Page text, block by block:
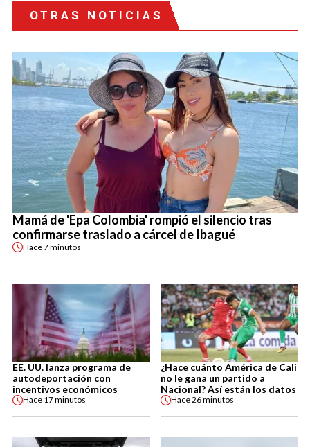
OTRAS NOTICIAS
Mamá de 'Epa Colombia' rompió el silencio tras
confirmarse traslado a cárcel de Ibagué
Hace7 minutos
EE. UU. lanza programa de
autodeportación con
incentivos económicos
Hace 17 minutos
¿Hace cuánto América de Cali
no le gana un partido a
Nacional? Así están los datos
Hace26 minutos